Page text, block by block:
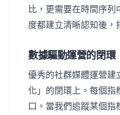
比，更需要在時間序
度都建立清晰認知後，
數據驅動運營的閉環
優秀的社群媒體運營
化」的閉環上。每個指
口。當我們追蹤某個